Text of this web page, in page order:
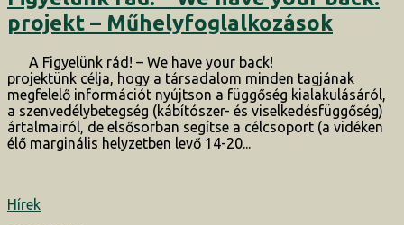
projekt – Műhelyfoglalkozások
A Figyelünk rád! – We have your back!
projektünk célja, hogy a társadalom minden tagjának
megfelelő információt nyújtson a függőség kialakulásáról,
a szenvedélybetegség (kábítószer- és viselkedésfüggőség)
ártalmairól, de elsősorban segítse a célcsoport (a vidéken
élő marginális helyzetben levő 14-20...
Hírek